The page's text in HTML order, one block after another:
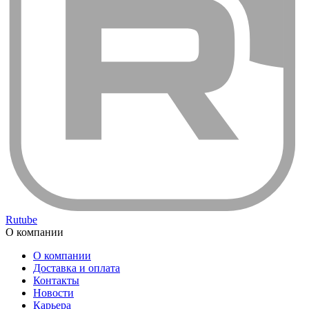
Rutube
О компании
О компании
Доставка и оплата
Контакты
Новости
Карьера